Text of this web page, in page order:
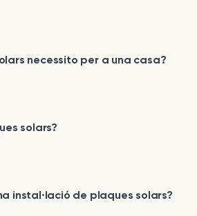
necessito per a una casa?
solars?
instal·lació de plaques solars?